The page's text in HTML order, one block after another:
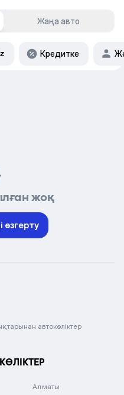
Жаңа авто
Кредитке
жоқ
өзгерту
автокөліктер
Алматы